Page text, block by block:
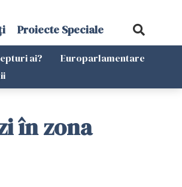
Proiecte Speciale
ai?
Europarlamentare
în zona